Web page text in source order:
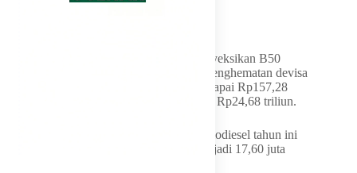
Di luar urusan teknis, pemerintah memproyeksikan B50
membawa dampak ekonomi yang besar. Penghematan devisa
hingga Desember 2026 diperkirakan mencapai Rp157,28
triliun, dengan tambahan nilai CPO sekitar Rp24,68 triliun.
Seiring transisi dari B40 ke B50, alokasi biodiesel tahun ini
pun dinaikkan dari 15,64 juta kiloliter menjadi 17,60 juta